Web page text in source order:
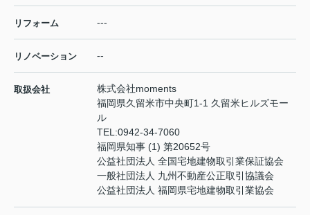
リフォーム ---
リノベーション --
取扱会社
株式会社moments
福岡県久留米市中央町1-1 久留米ヒルズモー
ル
TEL:0942-34-7060
福岡県知事 (1) 第20652号
公益社団法人 全国宅地建物取引業保証協会
一般社団法人 九州不動産公正取引協議会
公益社団法人 福岡県宅地建物取引業協会